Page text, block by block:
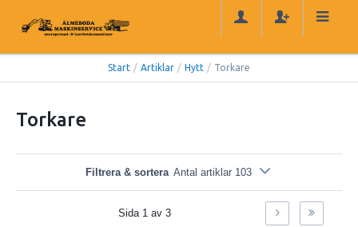
Start / Artiklar / Hytt / Torkare
Torkare
Filtrera & sortera Antal artiklar 103
Sida 1 av 3